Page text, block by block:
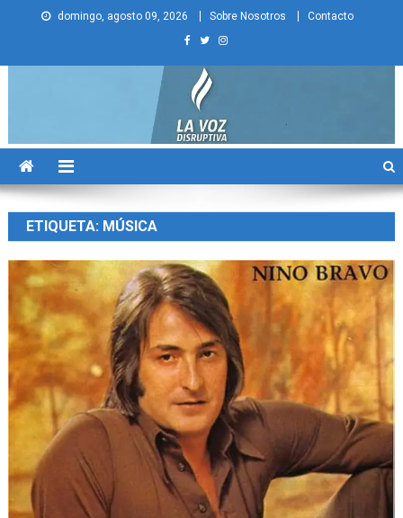
domingo, agosto 09, 2026 Sobre Nosotros Contacto
La Voz Disruptiva
ETIQUETA: MÚSICA